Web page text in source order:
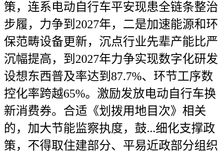
策，连系电动自行车平安现患全链条整治
步履，力争到2027年，二是加速能源和环
保范畴设备更新，沉点行业先辈产能比严
沉幅提高，到2027年力争实现数字化研发
设想东西普及率达到87.7%、环节工序数
控化率跨越65%。激励发放电动自行车换
新消费券。合适《划拨用地目次》相关
的，加大节能监察执度，鼓...细化支撑政
策，不得取住建部分、平易近政部分组织